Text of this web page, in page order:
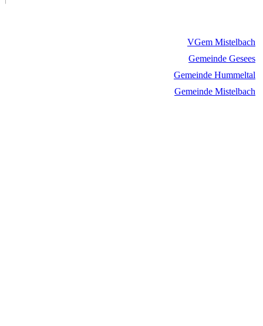
VGem Mistelbach
Gemeinde Gesees
Gemeinde Hummeltal
Gemeinde Mistelbach